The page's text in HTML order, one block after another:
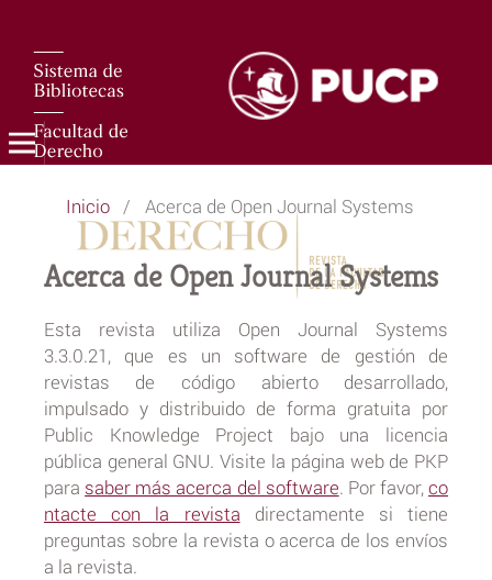
Inicio / Acerca de Open Journal Systems
Acerca de Open Journal Systems
Esta revista utiliza Open Journal Systems
3.3.0.21, que es un software de gestión de
revistas de código abierto desarrollado,
impulsado y distribuido de forma gratuita por
Public Knowledge Project bajo una licencia
pública general GNU. Visite la página web de PKP
para saber más acerca del software. Por favor,co
ntacte con la revista directamente si tiene
preguntas sobre la revista o acerca de los envíos
a la revista.